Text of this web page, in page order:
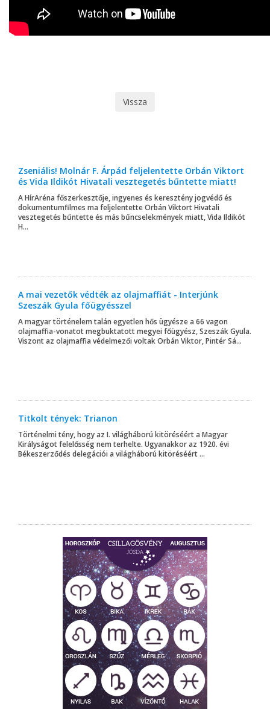
Vissza
Zseniális! Molnár F. Árpád feljelentette Orbán Viktort
és Vida Ildikót Hivatali vesztegetés bűntette miatt!
A HírAréna főszerkesztője, ingyenes és keresztény jogvédő és
dokumentumfilmes ma feljelentette Orbán Viktort Hivatali
vesztegetés bűntette és más bűncselekmények miatt, Vida Ildikót
H...
A mai vezetők védték az olajmaffiát - Interjúnk
Szeszák Gyula főügyésszel
A magyar történelem talán egyetlen hős ügyésze a 66 vagon
olajmaffia-vonatot megbuktatott megyei főügyész, Szeszák Gyula.
Viszont az olajmaffia védelmezői voltak Orbán Viktor, Pintér Sá...
Titkolt tények: Trianon
Történelmi tény, hogy az I. világháború kitöréséért a Magyar
Királyságot felelősség nem terhelte. Ugyanakkor az 1920. évi
Békeszerződés delegációi a világháború kitöréséért ...